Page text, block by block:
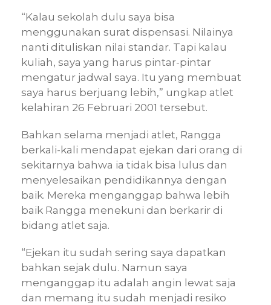
“Kalau sekolah dulu saya bisa
menggunakan surat dispensasi. Nilainya
nanti dituliskan nilai standar. Tapi kalau
kuliah, saya yang harus pintar-pintar
mengatur jadwal saya. Itu yang membuat
saya harus berjuang lebih,” ungkap atlet
kelahiran 26 Februari 2001 tersebut.
Bahkan selama menjadi atlet, Rangga
berkali-kali mendapat ejekan dari orang di
sekitarnya bahwa ia tidak bisa lulus dan
menyelesaikan pendidikannya dengan
baik. Mereka menganggap bahwa lebih
baik Rangga menekuni dan berkarir di
bidang atlet saja.
“Ejekan itu sudah sering saya dapatkan
bahkan sejak dulu. Namun saya
menganggap itu adalah angin lewat saja
dan memang itu sudah menjadi resiko